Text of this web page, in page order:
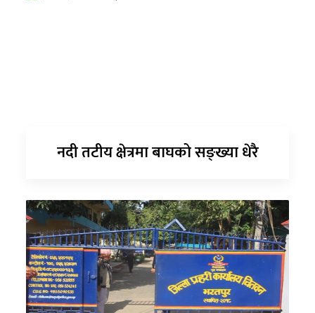
नदी तटीय क्षेत्रमा बाघको सङ्ख्या धेरै